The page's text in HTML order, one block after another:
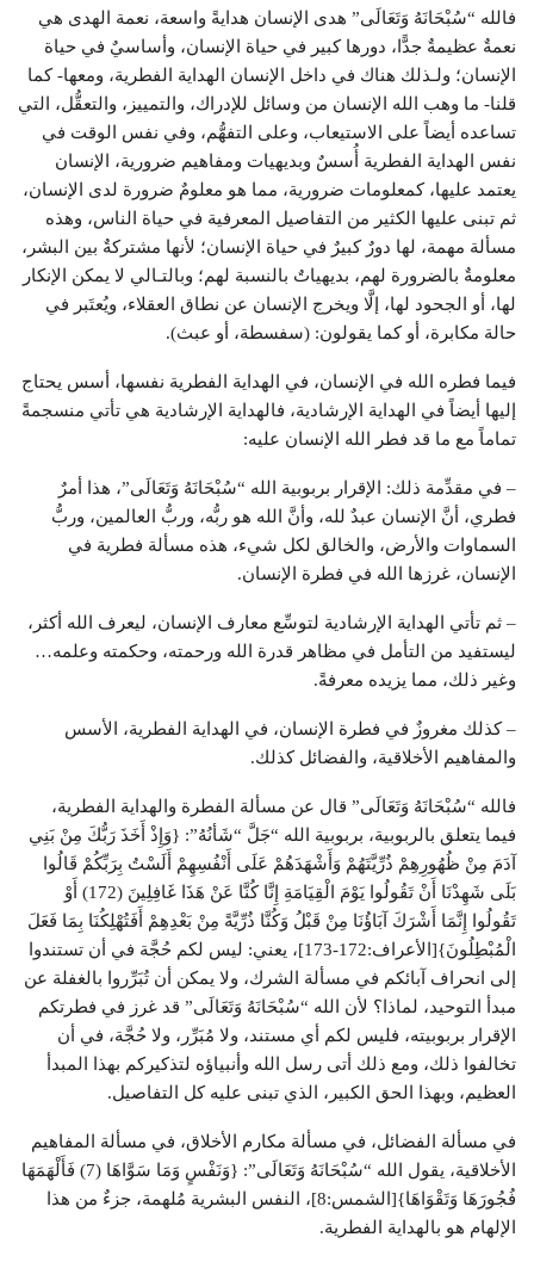
فالله “سُبْحَانَهُ وَتَعَالَى” هدى الإنسان هدايةً واسعة، نعمة الهدى هي
نعمةٌ عظيمةٌ جدًّا، دورها كبير في حياة الإنسان، وأساسيٌ في حياة
الإنسان؛ ولـذلك هناك في داخل الإنسان الهداية الفطرية، ومعها- كما
قلنا- ما وهب الله الإنسان من وسائل للإدراك، والتمييز، والتعقُّل، التي
تساعده أيضاً على الاستيعاب، وعلى التفهُّم، وفي نفس الوقت في
نفس الهداية الفطرية أُسسٌ وبديهيات ومفاهيم ضرورية، الإنسان
يعتمد عليها، كمعلومات ضرورية، مما هو معلومٌ ضرورة لدى الإنسان،
ثم تبنى عليها الكثير من التفاصيل المعرفية في حياة الناس، وهذه
مسألة مهمة، لها دورٌ كبيرٌ في حياة الإنسان؛ لأنها مشتركةٌ بين البشر،
معلومةٌ بالضرورة لهم، بديهياتٌ بالنسبة لهم؛ وبالتـالي لا يمكن الإنكار
لها، أو الجحود لها، إلَّا ويخرج الإنسان عن نطاق العقلاء، ويُعتَبر في
حالة مكابرة، أو كما يقولون: (سفسطة، أو عبث).
فيما فطره الله في الإنسان، في الهداية الفطرية نفسها، أسس يحتاج
إليها أيضاً في الهداية الإرشادية، فالهداية الإرشادية هي تأتي منسجمةً
تماماً مع ما قد فطر الله الإنسان عليه:
– في مقدِّمة ذلك: الإقرار بربوبية الله “سُبْحَانَهُ وَتَعَالَى”، هذا أمرٌ
فطري، أنَّ الإنسان عبدٌ لله، وأنَّ الله هو ربُّه، وربُّ العالمين، وربُّ
السماوات والأرض، والخالق لكل شيء، هذه مسألة فطرية في
الإنسان، غرزها الله في فطرة الإنسان.
– ثم تأتي الهداية الإرشادية لتوسِّع معارف الإنسان، ليعرف الله أكثر،
ليستفيد من التأمل في مظاهر قدرة الله ورحمته، وحكمته وعلمه…
وغير ذلك، مما يزيده معرفةً.
– كذلك مغروزٌ في فطرة الإنسان، في الهداية الفطرية، الأسس
والمفاهيم الأخلاقية، والفضائل كذلك.
فالله “سُبْحَانَهُ وَتَعَالَى” قال عن مسألة الفطرة والهداية الفطرية،
فيما يتعلق بالربوبية، بربوبية الله “جَلَّ “شَأنُهُ”: {وَإِذْ أَخَذَ رَبُّكَ مِنْ بَنِي
آدَمَ مِنْ ظُهُورِهِمْ ذُرِّيَّتَهُمْ وَأَشْهَدَهُمْ عَلَى أَنْفُسِهِمْ أَلَسْتُ بِرَبِّكُمْ قَالُوا
بَلَى شَهِدْنَا أَنْ تَقُولُوا يَوْمَ الْقِيَامَةِ إِنَّا كُنَّا عَنْ هَذَا غَافِلِينَ (172) أَوْ
تَقُولُوا إِنَّمَا أَشْرَكَ آبَاؤُنَا مِنْ قَبْلُ وَكُنَّا ذُرِّيَّةً مِنْ بَعْدِهِمْ أَفَتُهْلِكُنَا بِمَا فَعَلَ
الْمُبْطِلُونَ}[الأعراف:172-173]، يعني: ليس لكم حُجَّة في أن تستندوا
إلى انحراف آبائكم في مسألة الشرك، ولا يمكن أن تُبَرِّروا بالغفلة عن
مبدأ التوحيد، لماذا؟ لأن الله “سُبْحَانَهُ وَتَعَالَى” قد غرز في فطرتكم
الإقرار بربوبيته، فليس لكم أي مستند، ولا مُبَرِّر، ولا حُجَّة، في أن
تخالفوا ذلك، ومع ذلك أتى رسل الله وأنبياؤه لتذكيركم بهذا المبدأ
العظيم، وبهذا الحق الكبير، الذي تبنى عليه كل التفاصيل.
في مسألة الفضائل، في مسألة مكارم الأخلاق، في مسألة المفاهيم
الأخلاقية، يقول الله “سُبْحَانَهُ وَتَعَالَى”: {وَنَفْسٍ وَمَا سَوَّاهَا (7) فَأَلْهَمَهَا
فُجُورَهَا وَتَقْوَاهَا}[الشمس:8]، النفس البشرية مُلهمة، جزءٌ من هذا
الإلهام هو بالهداية الفطرية.